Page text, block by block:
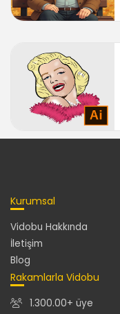
Kurumsal
Vidobu Hakkında
İletişim
Blog
Rakamlarla Vidobu
1.300.00+ üye